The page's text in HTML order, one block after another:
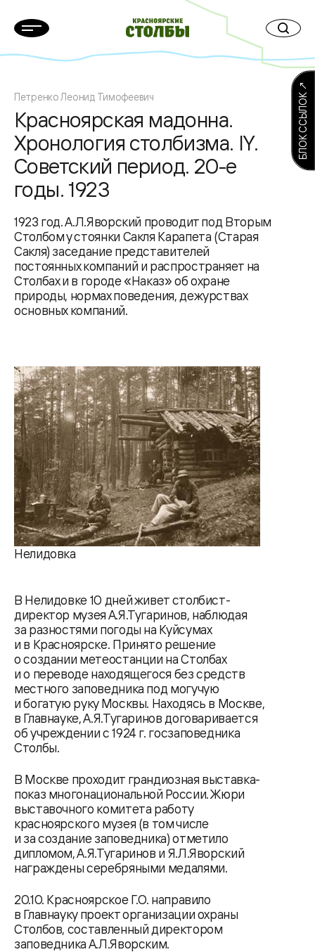
Петренко Леонид Тимофеевич
Красноярская мадонна.
Хронология столбизма. IY.
Советский период. 20-е
годы. 1923
1923 год. А.Л.Яворский проводит под Вторым
Столбом у стоянки Сакля Карапета (Старая
Сакля) заседание представителей
постоянных компаний и распространяет на
Столбах и в городе «Наказ» об охране
природы, нормах поведения, дежурствах
основных компаний.
Нелидовка
В Нелидовке 10 дней живет столбист-
директор музея А.Я.Тугаринов, наблюдая
за разностями погоды на Куйсумах
и в Красноярске. Принято решение
о создании метеостанции на Столбах
и о переводе находящегося без средств
местного заповедника под могучую
и богатую руку Москвы. Находясь в Москве,
в Главнауке, А.Я.Тугаринов договаривается
об учреждении с 1924 г. госзаповедника
Столбы.
В Москве проходит грандиозная выставка-
показ многонациональной России. Жюри
выставочного комитета работу
красноярского музея (в том числе
и за создание заповедника) отметило
дипломом, А.Я.Тугаринов и Я.Л.Яворский
награждены серебряными медалями.
20.10. Красноярское Г.О. направило
в Главнауку проект организации охраны
Столбов, составленный директором
заповедника А.Л.Яворским.
БЛОК ССЫЛОК ↗